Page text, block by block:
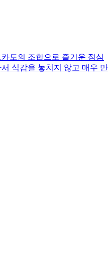
도의 조합으로 즐거운 점심
식감을 놓치지 않고 매우 만